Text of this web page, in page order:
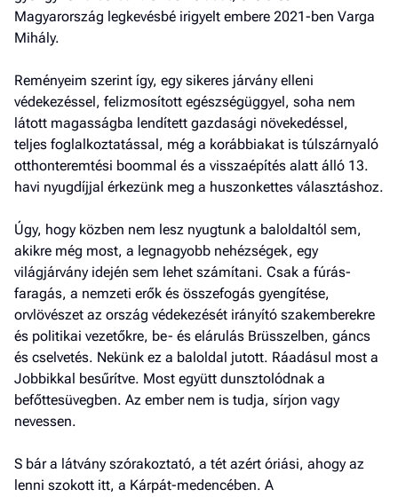
Magyarország legkevésbé irigyelt embere 2021-ben Varga
Mihály.
Reményeim szerint így, egy sikeres járvány elleni
védekezéssel, felizmosított egészségüggyel, soha nem
látott magasságba lendített gazdasági növekedéssel,
teljes foglalkoztatással, még a korábbiakat is túlszárnyaló
otthonteremtési boommal és a visszaépítés alatt álló 13.
havi nyugdíjjal érkezünk meg a huszonkettes választáshoz.
Úgy, hogy közben nem lesz nyugtunk a baloldaltól sem,
akikre még most, a legnagyobb nehéz­ségek, egy
világjárvány idején sem lehet számítani. Csak a fúrás-
faragás, a nemzeti erők és összefogás gyengítése,
orvlövészet az ország védekezését irányító szakemberekre
és politikai vezetőkre, be- és elárulás Brüsszelben, gáncs
és cselvetés. Nekünk ez a baloldal jutott. Ráadásul most a
Jobbikkal besűrítve. Most együtt dunsztolódnak a
befőttesüvegben. Az ember nem is tudja, sírjon vagy
nevessen.
S bár a látvány szórakoztató, a tét azért óriási, ahogy az
lenni szokott itt, a Kárpát-medencében. A